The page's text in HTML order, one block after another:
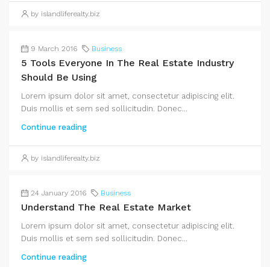
by islandliferealty.biz
9 March 2016 Business
5 Tools Everyone In The Real Estate Industry
Should Be Using
Lorem ipsum dolor sit amet, consectetur adipiscing elit.
Duis mollis et sem sed sollicitudin. Donec...
Continue reading
by islandliferealty.biz
24 January 2016 Business
Understand The Real Estate Market
Lorem ipsum dolor sit amet, consectetur adipiscing elit.
Duis mollis et sem sed sollicitudin. Donec...
Continue reading